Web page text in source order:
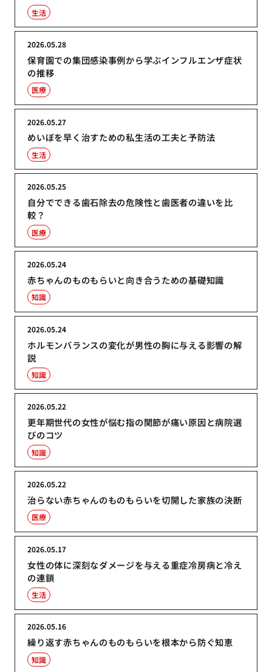
生活
保育園での集団感染事例から学ぶインフルエンザ症状
の推移
2026.05.28
医療
めいぼを早く治すための私生活の工夫と予防法
2026.05.27
生活
自分でできる歯石除去の危険性と歯医者の違いを比
較？
2026.05.25
医療
赤ちゃんのものもらいと向き合うための基礎知識
2026.05.24
知識
ホルモンバランスの変化が男性の胸に与える影響の解
説
2026.05.24
知識
更年期世代の女性が悩む指の関節が痛い原因と病院選
びのコツ
2026.05.22
知識
治らない赤ちゃんのものもらいを切開した家族の決断
2026.05.22
医療
女性の体に深刻なダメージを与える重症冷房病と冷え
の連鎖
2026.05.17
生活
繰り返す赤ちゃんのものもらいを根本から防ぐ知恵
2026.05.16
知識